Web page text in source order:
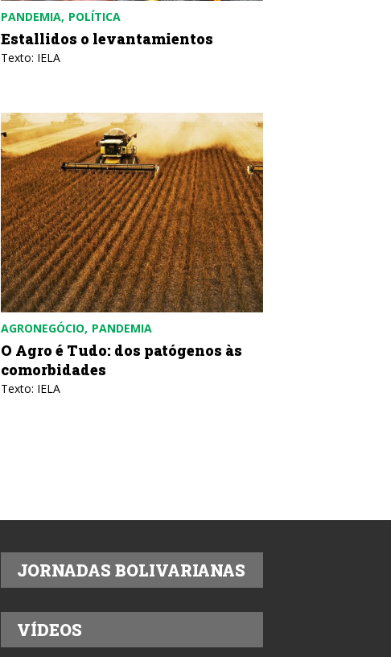
PANDEMIA POLÍTICA
Estallidos o levantamientos
Texto: IELA
AGRONEGÓCIO PANDEMIA
O Agro é Tudo: dos patógenos às
comorbidades
Texto: IELA
JORNADAS BOLIVARIANAS
VÍDEOS